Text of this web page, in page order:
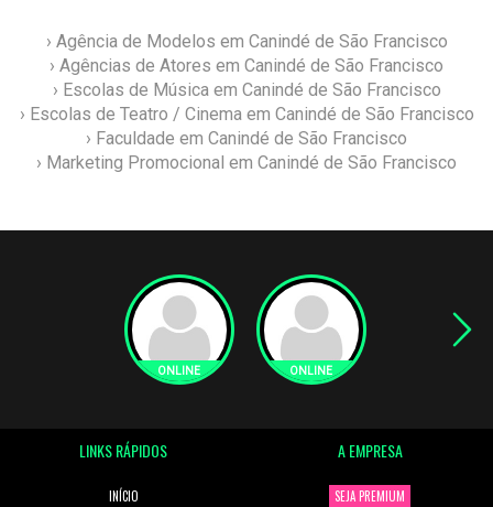
› Agência de Modelos em Canindé de São Francisco
› Agências de Atores em Canindé de São Francisco
› Escolas de Música em Canindé de São Francisco
› Escolas de Teatro / Cinema em Canindé de São Francisco
› Faculdade em Canindé de São Francisco
› Marketing Promocional em Canindé de São Francisco
LINKS RÁPIDOS
INÍCIO
A EMPRESA
SEJA PREMIUM